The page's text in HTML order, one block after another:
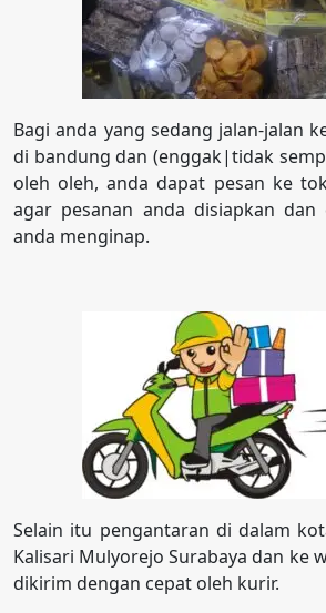
Bagi anda yang sedang jalan-jalan
di bandung dan (enggak|tidak
oleh oleh, anda dapat pesan ke
agar pesanan anda disiapkan
anda menginap.
Selain itu pengantaran di dalam
Kalisari Mulyorejo Surabaya dan ke
dikirim dengan cepat oleh kurir.